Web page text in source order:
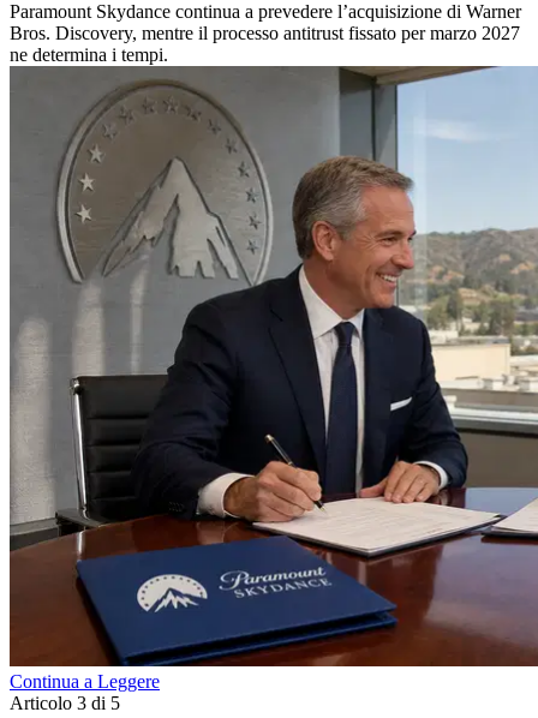
Paramount Skydance continua a prevedere l’acquisizione di Warner
Bros. Discovery, mentre il processo antitrust fissato per marzo 2027
ne determina i tempi.
Continua a Leggere
Articolo 3 di 5